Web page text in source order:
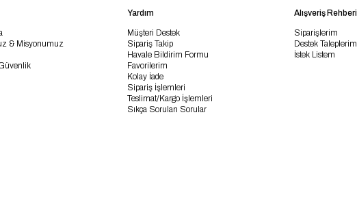
& Misyonumuz
Yardım
Müşteri Destek
Sipariş Takip
Havale Bildirim Formu
Favorilerim
Kolay İade
Sipariş İşlemleri
Teslimat/Kargo İşlemleri
Sıkça Sorulan Sorular
Alışveriş Rehberi
Siparişlerim
Destek Taleplerim
İstek Listem